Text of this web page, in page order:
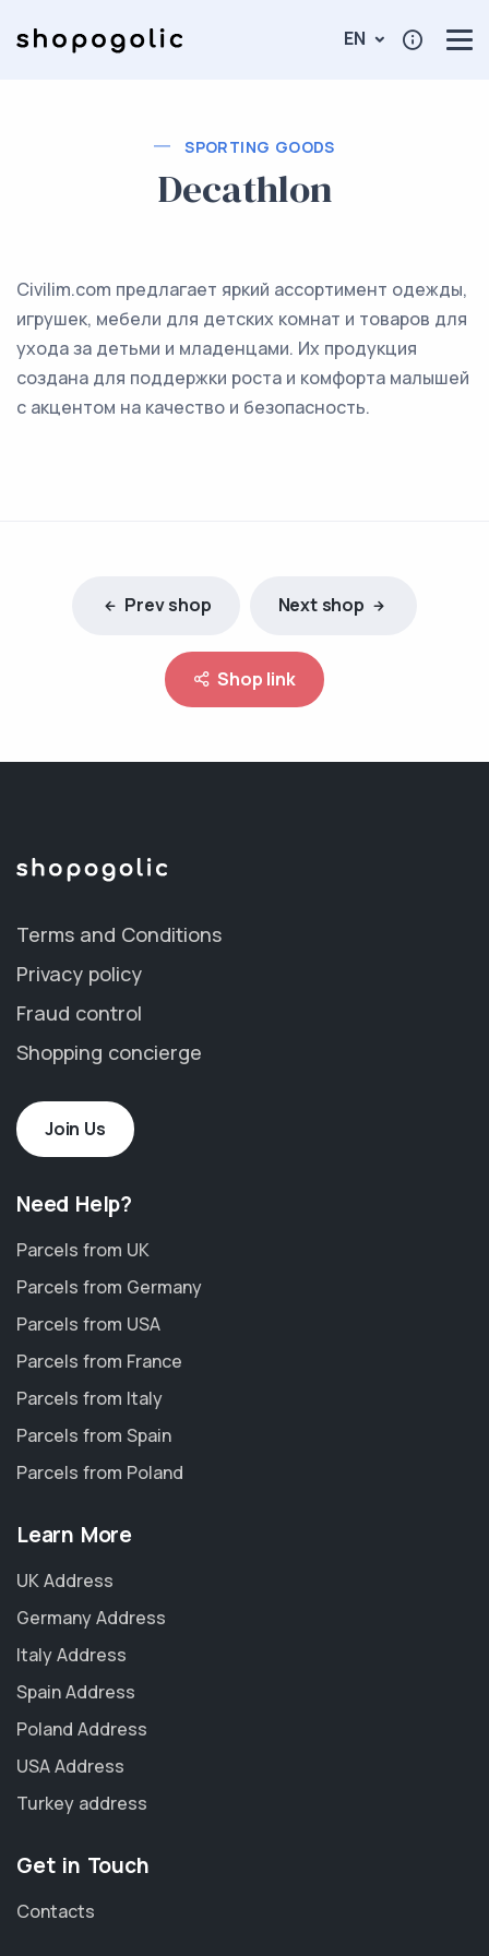
EN
SPORTING GOODS
Decathlon
Civilim.com предлагает яркий ассортимент одежды,
игрушек, мебели для детских комнат и товаров для
ухода за детьми и младенцами. Их продукция
создана для поддержки роста и комфорта малышей
с акцентом на качество и безопасность.
Prev shop Next shop
Shop link
Terms and Conditions
Privacy policy
Fraud control
Shopping concierge
Join Us
Need Help?
Parcels from UK
Parcels from Germany
Parcels from USA
Parcels from France
Parcels from Italy
Parcels from Spain
Parcels from Poland
Learn More
UK Address
Germany Address
Italy Address
Spain Address
Poland Address
USA Address
Turkey address
Get in Touch
Contacts